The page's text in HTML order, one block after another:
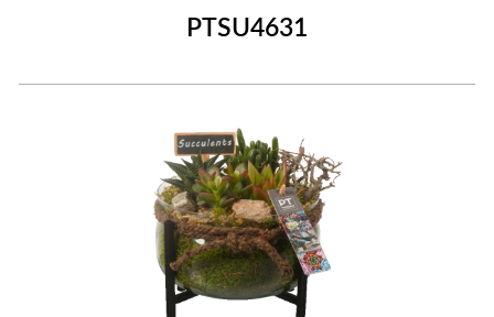
PTSU4631